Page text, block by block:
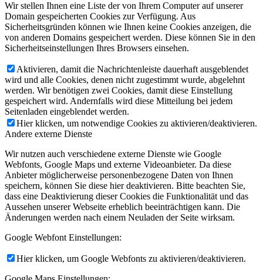
Wir stellen Ihnen eine Liste der von Ihrem Computer auf unserer
Domain gespeicherten Cookies zur Verfügung. Aus
Sicherheitsgründen können wie Ihnen keine Cookies anzeigen, die
von anderen Domains gespeichert werden. Diese können Sie in den
Sicherheitseinstellungen Ihres Browsers einsehen.
Aktivieren, damit die Nachrichtenleiste dauerhaft ausgeblendet
wird und alle Cookies, denen nicht zugestimmt wurde, abgelehnt
werden. Wir benötigen zwei Cookies, damit diese Einstellung
gespeichert wird. Andernfalls wird diese Mitteilung bei jedem
Seitenladen eingeblendet werden.
Hier klicken, um notwendige Cookies zu aktivieren/deaktivieren.
Andere externe Dienste
Wir nutzen auch verschiedene externe Dienste wie Google
Webfonts, Google Maps und externe Videoanbieter. Da diese
Anbieter möglicherweise personenbezogene Daten von Ihnen
speichern, können Sie diese hier deaktivieren. Bitte beachten Sie,
dass eine Deaktivierung dieser Cookies die Funktionalität und das
Aussehen unserer Webseite erheblich beeinträchtigen kann. Die
Änderungen werden nach einem Neuladen der Seite wirksam.
Google Webfont Einstellungen:
Hier klicken, um Google Webfonts zu aktivieren/deaktivieren.